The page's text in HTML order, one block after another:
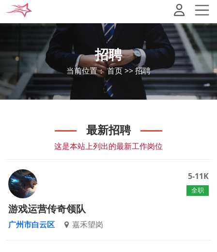
招聘
当前位置：首页>>招聘
最新招聘
这是本站上列出的最新工作岗位
5-11K
全职
游戏运营传奇领队
广州市白云区 嘉禾望岗